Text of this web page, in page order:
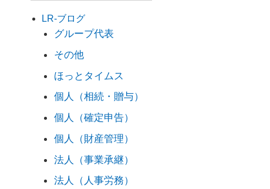
LR-ブログ
グループ代表
その他
ほっとタイムス
個人（相続・贈与）
個人（確定申告）
個人（財産管理）
法人（事業承継）
法人（人事労務）